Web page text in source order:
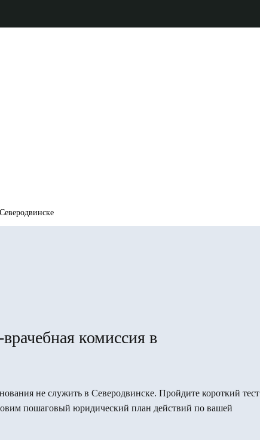
комиссия в
не служить в Северодвинске. Пройдите короткий тест
пошаговый юридический план действий по вашей